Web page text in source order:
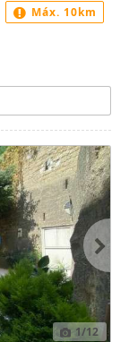
Máx. 10km
1/12